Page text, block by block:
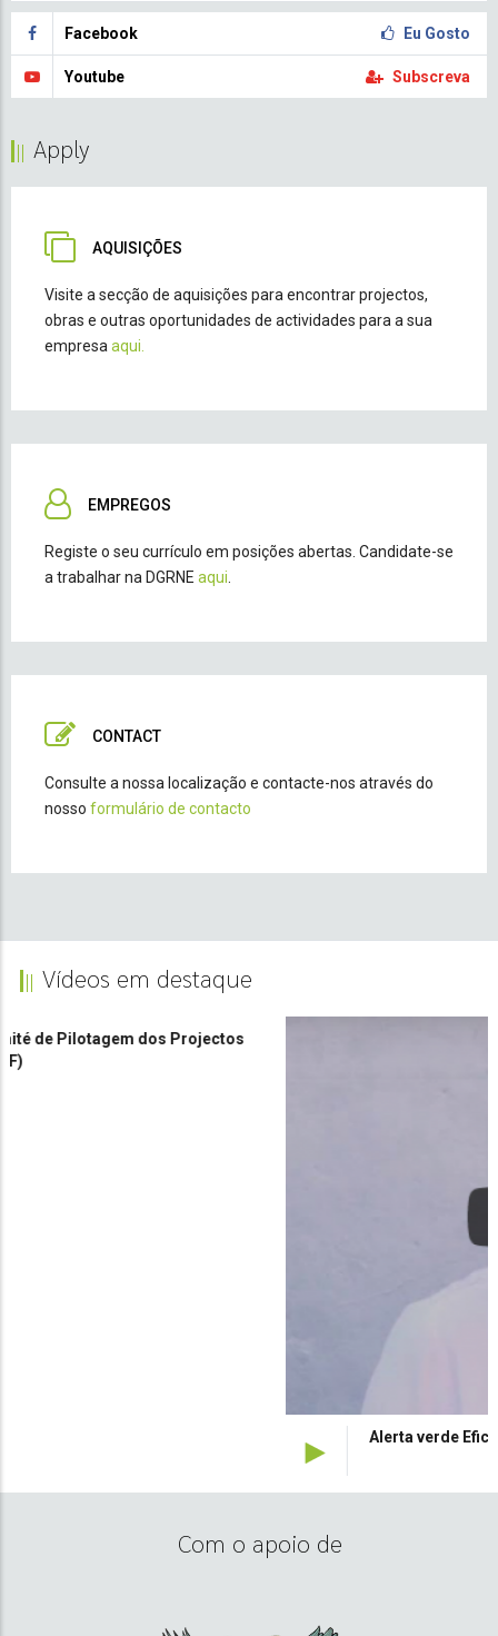
Facebook Eu Gosto
Youtube Subscreva
Apply
AQUISIÇÕES
Visite a secção de aquisições para encontrar projectos,
obras e outras oportunidades de actividades para a sua
empresa aqui.
EMPREGOS
Registe o seu currículo em posições abertas. Candidate-se
a trabalhar na DGRNE aqui
CONTACT
Consulte a nossa localização e contacte-nos através do
nosso formulário de contacto
Vídeos em destaque
Com o apoio de